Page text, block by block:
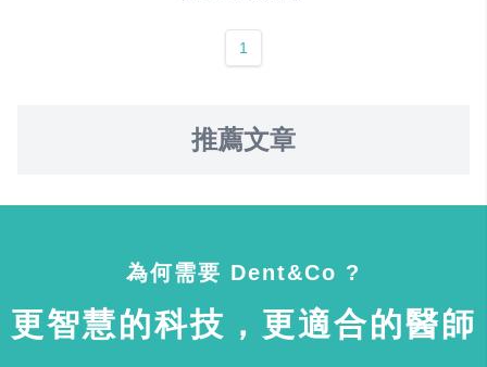
1
推薦文章
為何需要 Dent&Co ?
更智慧的科技，更適合的醫師